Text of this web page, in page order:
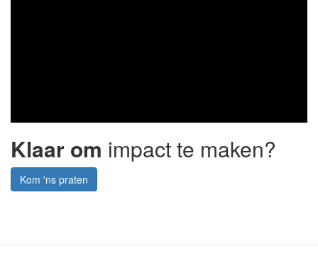
Klaar om impact te maken?
Kom 'ns praten